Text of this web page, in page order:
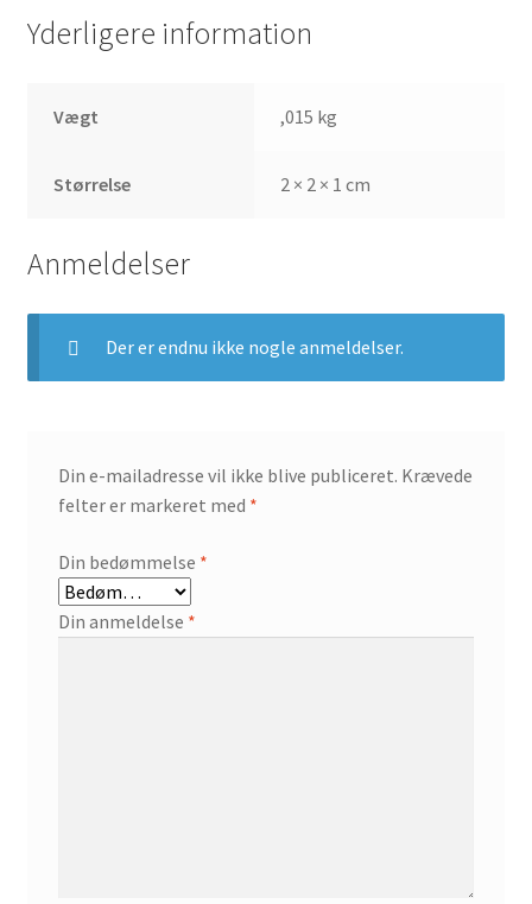
Yderligere information
Vægt ,015 kg
Størrelse 2 × 2 × 1 cm
Anmeldelser
Der er endnu ikke nogle anmeldelser.
Din e-mailadresse vil ikke blive publiceret. Krævede
felter er markeret med *
Din bedømmelse *
Din anmeldelse *